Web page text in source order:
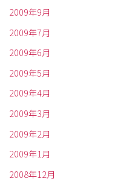
2009年9月
2009年7月
2009年6月
2009年5月
2009年4月
2009年3月
2009年2月
2009年1月
2008年12月